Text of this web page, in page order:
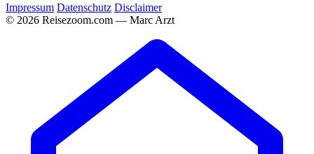
Impressum Datenschutz Disclaimer
© 2026 Reisezoom.com — Marc Arzt